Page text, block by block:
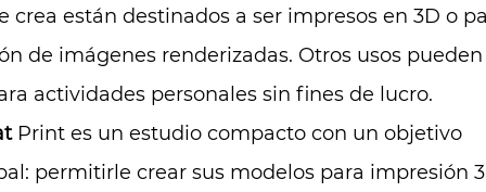
crea están destinados a ser impresos en 3D o
de imágenes renderizadas. Otros usos pueden
actividades personales sin fines de lucro.
Print es un estudio compacto con un objetivo
permitirle crear sus modelos para impresión